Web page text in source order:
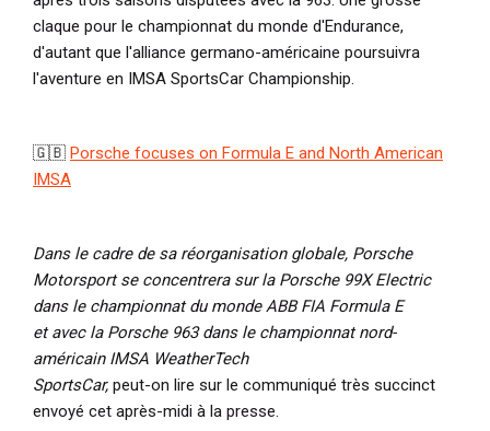
claque pour le championnat du monde d'Endurance,
d'autant que l'alliance germano-américaine poursuivra
l'aventure en IMSA SportsCar Championship.
🇬🇧 Porsche focuses on Formula E and North American
IMSA
Dans le cadre de sa réorganisation globale, Porsche
Motorsport se concentrera sur la Porsche 99X Electric
dans le championnat du monde ABB FIA Formula E
et avec la Porsche 963 dans le championnat nord-
américain IMSA WeatherTech
SportsCar, peut-on lire sur le communiqué très succinct
envoyé cet après-midi à la presse.